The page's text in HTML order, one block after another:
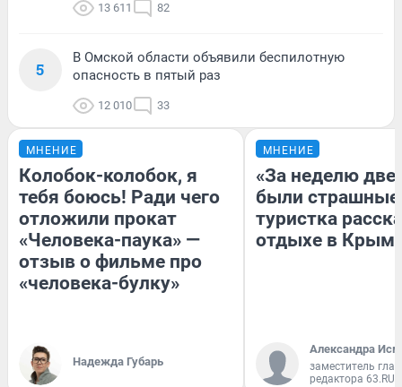
13 611 82
5
В Омской области объявили беспилотную
опасность в пятый раз
12 010 33
МНЕНИЕ
Колобок-колобок, я
тебя боюсь! Ради чего
отложили прокат
«Человека-паука» —
отзыв о фильме про
«человека-булку»
Надежда Губарь
МНЕНИЕ
«За неделю две
были
туристка
отдыхе в
Александра
заместитель
редактора 63.RU